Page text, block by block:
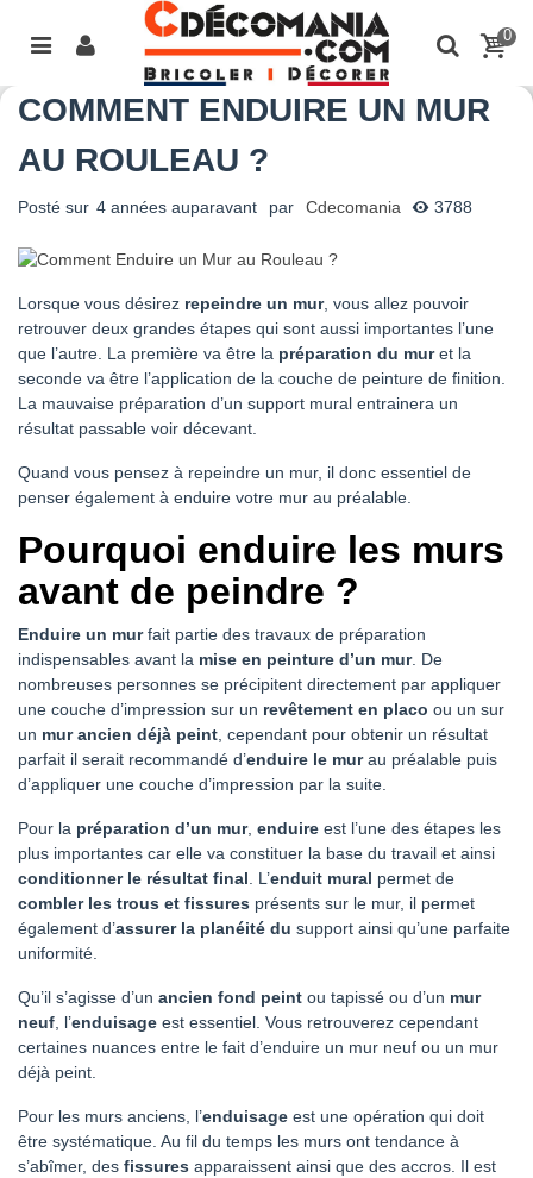
0
COMMENT ENDUIRE UN MUR
AU ROULEAU ?
Posté sur 4 années auparavant par Cdecomania 3788
Lorsque vous désirez repeindre un mur, vous allez pouvoir
retrouver deux grandes étapes qui sont aussi importantes l’une
que l’autre. La première va être la préparation du muret la
seconde va être l’application de la couche de peinture de finition.
La mauvaise préparation d’un support mural entrainera un
résultat passable voir décevant.
Quand vous pensez à repeindre un mur, il donc essentiel de
penser également à enduire votre mur au préalable.
Pourquoi enduire les murs
avant de peindre ?
Enduire un murfait partie des travaux de préparation
indispensables avant la mise en peinture d’un mur. De
nombreuses personnes se précipitent directement par appliquer
une couche d’impression sur un revêtement en placo ou un sur
un mur ancien déjà peint, cependant pour obtenir un résultat
parfait il serait recommandé d’enduire le murau préalable puis
d’appliquer une couche d’impression par la suite.
Pour la préparation d’un mur, enduire est l’une des étapes les
plus importantes car elle va constituer la base du travail et ainsi
conditionner le résultat final. L’enduit mural permet de
combler les trous et fissures présents sur le mur, il permet
également d’assurer la planéité du support ainsi qu’une parfaite
uniformité.
Qu’il s’agisse d’un ancien fond peint ou tapissé ou d’un mur
neuf, l’enduisage est essentiel. Vous retrouverez cependant
certaines nuances entre le fait d’enduire un mur neuf ou un mur
déjà peint.
Pour les murs anciens, l’enduisage est une opération qui doit
être systématique. Au fil du temps les murs ont tendance à
s’abîmer, des fissures apparaissent ainsi que des accros. Il est